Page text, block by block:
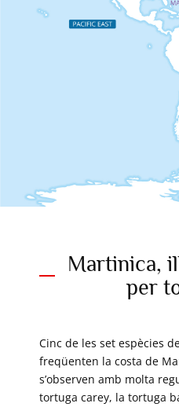
Martinica,
per
Cinc de les set espècies
freqüenten la costa de
s’observen amb molta
tortuga carey, la tortuga